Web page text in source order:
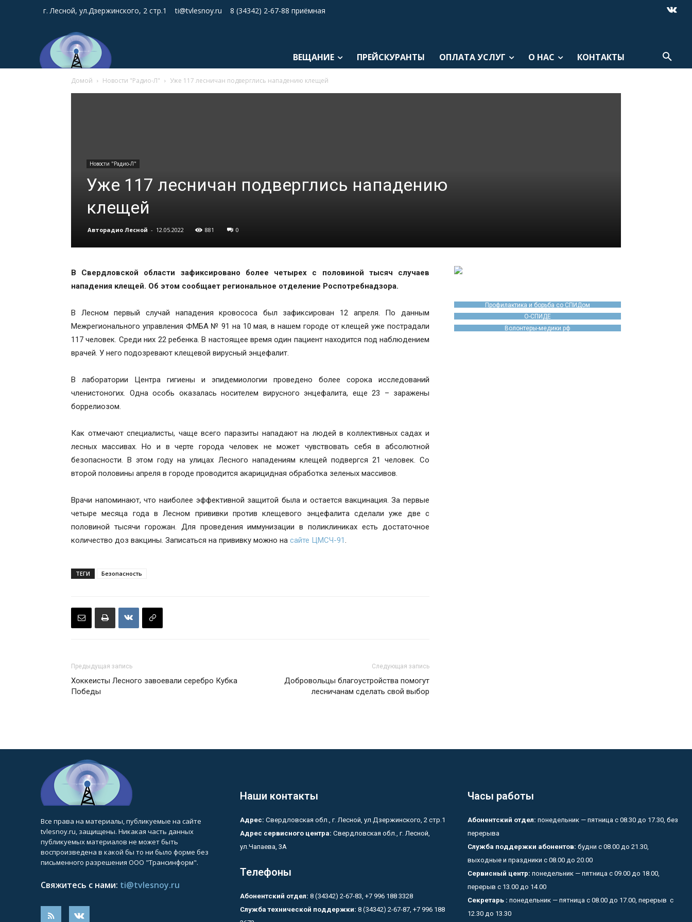
г. Лесной, ул.Дзержинского, 2 стр.1 ti@tvlesnoy.ru 8 (34342) 2-67-88 приёмная
ВЕЩАНИЕ ПРЕЙСКУРАНТЫ ОПЛАТА УСЛУГ О НАС КОНТАКТЫ
Домой Новости "Радио-Л" Уже 117 лесничан подверглись нападению клещей
Новости "Радио-Л"
Уже 117 лесничан подверглись нападению
клещей
Авторадио Лесной - 12.05.2022 881 0
В Свердловской области зафиксировано более четырех с половиной тысяч случаев
нападения клещей. Об этом сообщает региональное отделение Роспотребнадзора.
В Лесном первый случай нападения кровососа был зафиксирован 12 апреля. По данным
Межрегионального управления ФМБА № 91 на 10 мая, в нашем городе от клещей уже пострадали
117 человек. Среди них 22 ребенка. В настоящее время один пациент находится под наблюдением
врачей. У него подозревают клещевой вирусный энцефалит.
В лаборатории Центра гигиены и эпидемиологии проведено более сорока исследований
членистоногих. Одна особь оказалась носителем вирусного энцефалита, еще 23 – заражены
боррелиозом.
Как отмечают специалисты, чаще всего паразиты нападают на людей в коллективных садах и
лесных массивах. Но и в черте города человек не может чувствовать себя в абсолютной
безопасности. В этом году на улицах Лесного нападениям клещей подвергся 21 человек. Со
второй половины апреля в городе проводится акарицидная обработка зеленых массивов.
Врачи напоминают, что наиболее эффективной защитой была и остается вакцинация. За первые
четыре месяца года в Лесном прививки против клещевого энцефалита сделали уже две с
половиной тысячи горожан. Для проведения иммунизации в поликлиниках есть достаточное
количество доз вакцины. Записаться на прививку можно на сайте ЦМСЧ-91
ТЕГИ Безопасность
Предыдущая запись
Хоккеисты Лесного завоевали серебро Кубка
Победы
Следующая запись
Добровольцы благоустройства помогут
лесничанам сделать свой выбор
Профилактика и борьба со СПИДом
О-СПИДЕ
Волонтеры-медики.рф
Все права на материалы, публикуемые на сайте
tvlesnoy.ru, защищены. Никакая часть данных
публикуемых материалов не может быть
воспроизведена в какой бы то ни было форме без
письменного разрешения ООО "Трансинформ".
Свяжитесь с нами: ti@tvlesnoy.ru
Наши контакты
Адрес: Свердловская обл., г. Лесной, ул.Дзержинского, 2 стр.1
Адрес сервисного центра: Свердловская обл., г. Лесной,
ул.Чапаева, 3А
Телефоны
Абонентский отдел: 8 (34342) 2-67-83, +7 996 188 3328
Служба технической поддержки: 8 (34342) 2-67-87, +7 996 188
Часы работы
Абонентский отдел: понедельник — пятница с 08.30 до 17.30, без
перерыва
Служба поддержки абонентов: будни с 08.00 до 21.30,
выходные и праздники с 08.00 до 20.00
Сервисный центр: понедельник — пятница с 09.00 до 18.00,
перерыв с 13.00 до 14.00
Секретарь : понедельник — пятница с 08.00 до 17.00, перерыв с
12.30 до 13.30